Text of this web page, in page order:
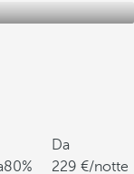
80%
Da
229
/notte